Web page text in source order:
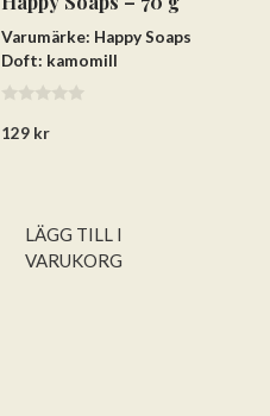
Varumärke: Happy Soaps
Doft: kamomill
a
129 kr
LÄGG TILL I
VARUKORG